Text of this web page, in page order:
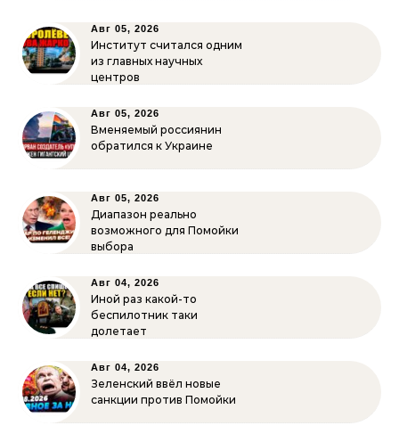
Авг 05, 2026
Институт считался одним
из главных научных
центров
Авг 05, 2026
Вменяемый россиянин
обратился к Украине
Авг 05, 2026
Диапазон реально
возможного для Помойки
выбора
Авг 04, 2026
Иной раз какой-то
беспилотник таки
долетает
Авг 04, 2026
Зеленский ввёл новые
санкции против Помойки